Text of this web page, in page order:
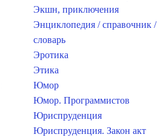
Экшн, приключения
Энциклопедия / справочник /
словарь
Эротика
Этика
Юмор
Юмор. Программистов
Юриспруденция
Юриспруденция. Закон акт